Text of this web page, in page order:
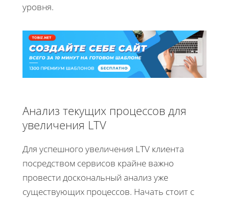
уровня.
Анализ текущих процессов для
увеличения LTV
Для успешного увеличения LTV клиента
посредством сервисов крайне важно
провести доскональный анализ уже
существующих процессов. Начать стоит с